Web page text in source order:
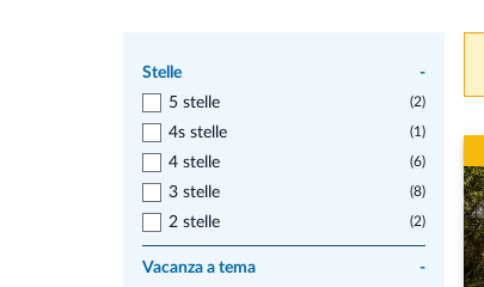
Stelle
-
5 stelle
(2)
4s stelle (1)
4 stelle (6)
3 stelle (8)
2 stelle (2)
Vacanza a tema
-